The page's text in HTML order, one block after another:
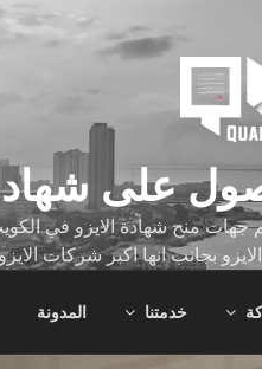
على
جهات منح شهادة الايزو في
بجانب انها اكبر شركات
خدمتنا المدونة